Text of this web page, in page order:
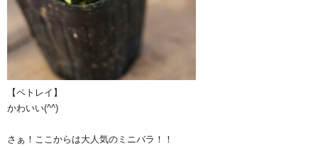
【ペトレイ】
かわいい(^^)
さぁ！ここからは大人気のミニバラ！！